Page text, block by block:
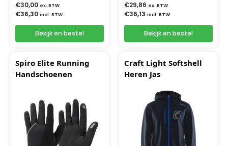
€30,00 ex. BTW
€36,30 incl. BTW
Bekijk en bestel
€29,86 ex. BTW
€36,13 incl. BTW
Bekijk en bestel
Spiro Elite Running
Handschoenen
Craft Light Softshell
Heren Jas